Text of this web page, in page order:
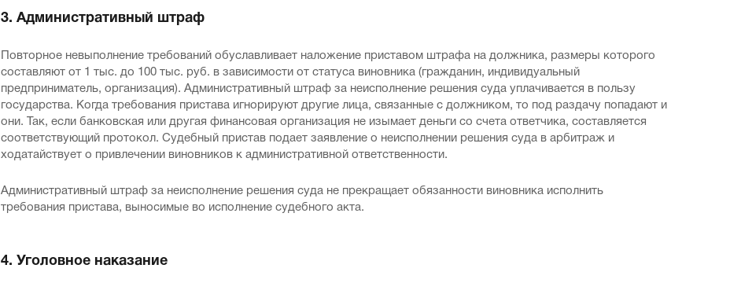
3. Административный штраф
Повторное невыполнение требований обуславливает наложение приставом штрафа на должника, размеры которого
составляют от 1 тыс. до 100 тыс. руб. в зависимости от статуса виновника (гражданин, индивидуальный
предприниматель, организация). Административный штраф за неисполнение решения суда уплачивается в пользу
государства. Когда требования пристава игнорируют другие лица, связанные с должником, то под раздачу попадают и
они. Так, если банковская или другая финансовая организация не изымает деньги со счета ответчика, составляется
соответствующий протокол. Судебный пристав подает заявление о неисполнении решения суда в арбитраж и
ходатайствует о привлечении виновников к административной ответственности.
Административный штраф за неисполнение решения суда не прекращает обязанности виновника исполнить
требования пристава, выносимые во исполнение судебного акта.
4. Уголовное наказание